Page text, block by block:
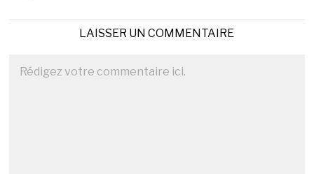
LAISSER UN COMMENTAIRE